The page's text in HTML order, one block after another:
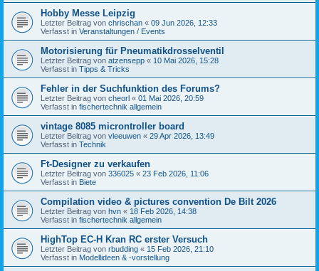
Hobby Messe Leipzig
Letzter Beitrag von chrischan « 09 Jun 2026, 12:33
Verfasst in Veranstaltungen / Events
Motorisierung für Pneumatikdrosselventil
Letzter Beitrag von atzensepp « 10 Mai 2026, 15:28
Verfasst in Tipps & Tricks
Fehler in der Suchfunktion des Forums?
Letzter Beitrag von cheorl « 01 Mai 2026, 20:59
Verfasst in fischertechnik allgemein
vintage 8085 microntroller board
Letzter Beitrag von vleeuwen « 29 Apr 2026, 13:49
Verfasst in Technik
Ft-Designer zu verkaufen
Letzter Beitrag von 336025 « 23 Feb 2026, 11:06
Verfasst in Biete
Compilation video & pictures convention De Bilt 2026
Letzter Beitrag von hvn « 18 Feb 2026, 14:38
Verfasst in fischertechnik allgemein
HighTop EC-H Kran RC erster Versuch
Letzter Beitrag von rbudding « 15 Feb 2026, 21:10
Verfasst in Modellideen & -vorstellung